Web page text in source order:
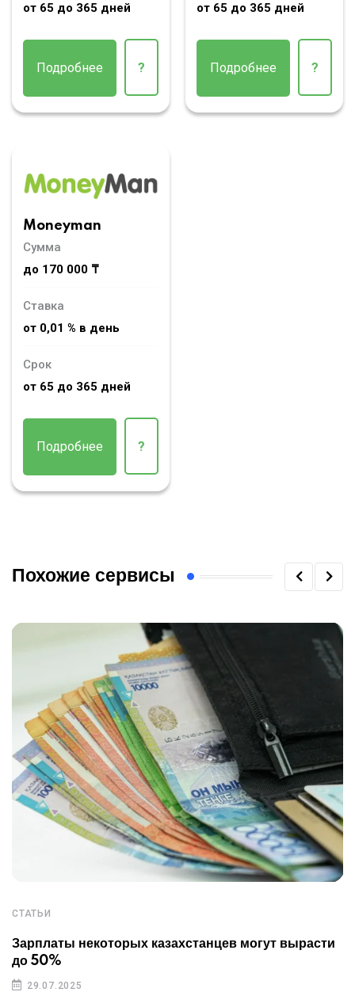
от 65 до 365 дней
Подробнее ?
от 65 до 365 дней
Подробнее ?
Moneyman
Сумма
до 170 000 ₸
Ставка
от 0,01 % в день
Срок
от 65 до 365 дней
Подробнее ?
Похожие сервисы
СТАТЬИ
Зарплаты некоторых казахстанцев могут вырасти
до 50%
29.07.2025